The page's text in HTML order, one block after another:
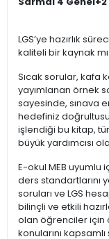
LGS’ye hazırlık
kaliteli bir kaynak
Sıcak sorular, kafa
yayımlanan örnek
sayesinde, sınava
hedefiniz
işlendiği bu kitap,
büyük yardımcısı
E-okul MEB uyumlu
ders standartlarını
soruları ve LGS
bilinçli ve etkili
olan öğrenciler için
konularını